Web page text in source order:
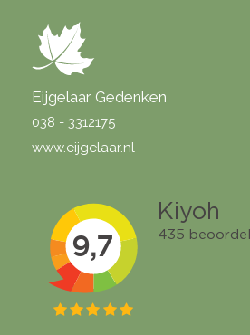
Eijgelaar Gedenken
038 - 3312175
www.eijgelaar.nl